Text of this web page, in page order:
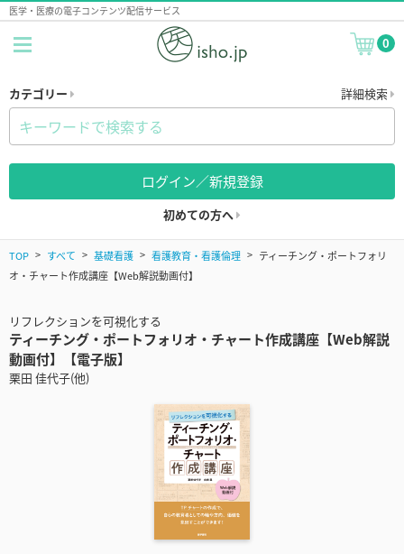
医学・医療の電子コンテンツ配信サービス
0
カテゴリー 詳細検索
ログイン／新規登録
初めての方へ
TOP すべて 基礎看護 看護教育・看護倫理
ティーチング・ポートフォリ
オ・チャート作成講座【Web解説動画付】
リフレクションを可視化する
ティーチング・ポートフォリオ・チャート作成講座【Web解説
動画付】【電子版】
栗田 佳代子(他)